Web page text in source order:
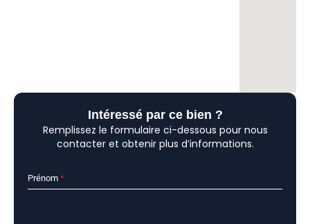
Intéressé par ce bien ?
Remplissez le formulaire ci-dessous pour nous
contacter et obtenir plus d’informations.
Prénom *